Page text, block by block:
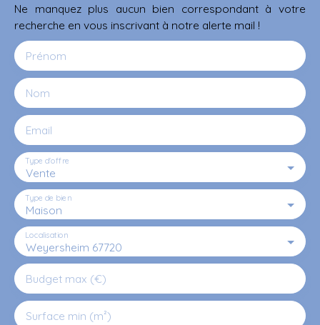
Ne manquez plus aucun bien correspondant à votre
recherche en vous inscrivant à notre alerte mail !
Prénom
Nom
Email
Vente
Type d'offre
Maison
Type de bien
Weyersheim 67720
Localisation
Budget max (€)
Surface min (m²)